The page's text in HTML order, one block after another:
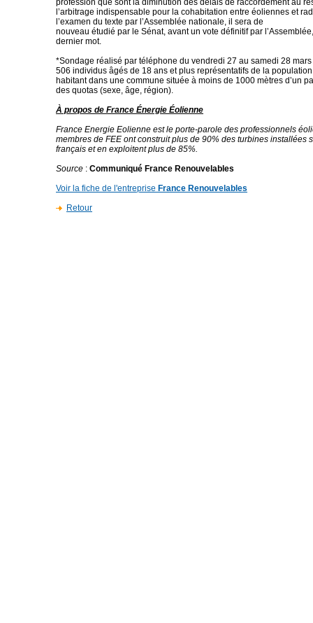
profession que sont la diminution des délais de raccordement au
l’arbitrage indispensable pour la cohabitation entre éoliennes et
l’examen du texte par l’Assemblée nationale, il sera de
nouveau étudié par le Sénat, avant un vote définitif par
dernier mot.
*Sondage réalisé par téléphone du vendredi 27 au samedi 28
506 individus âgés de 18 ans et plus représentatifs de la
habitant dans une commune située à moins de 1000 mètres d’un
des quotas (sexe, âge, région).
À propos de France Énergie Éolienne
France Energie Eolienne est le porte-parole des professionnels
membres de FEE ont construit plus de 90% des turbines installées
français et en exploitent plus de 85%.
Source : Communiqué France Renouvelables
Voir la fiche de l'entreprise France Renouvelables
Retour